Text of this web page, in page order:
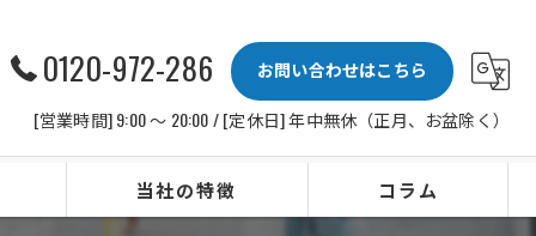
0120-972-286
お問い合わせはこちら
[営業時間] 9:00 〜 20:00 / [定休日] 年中無休（正月、お盆除く）
当社の特徴 コラム